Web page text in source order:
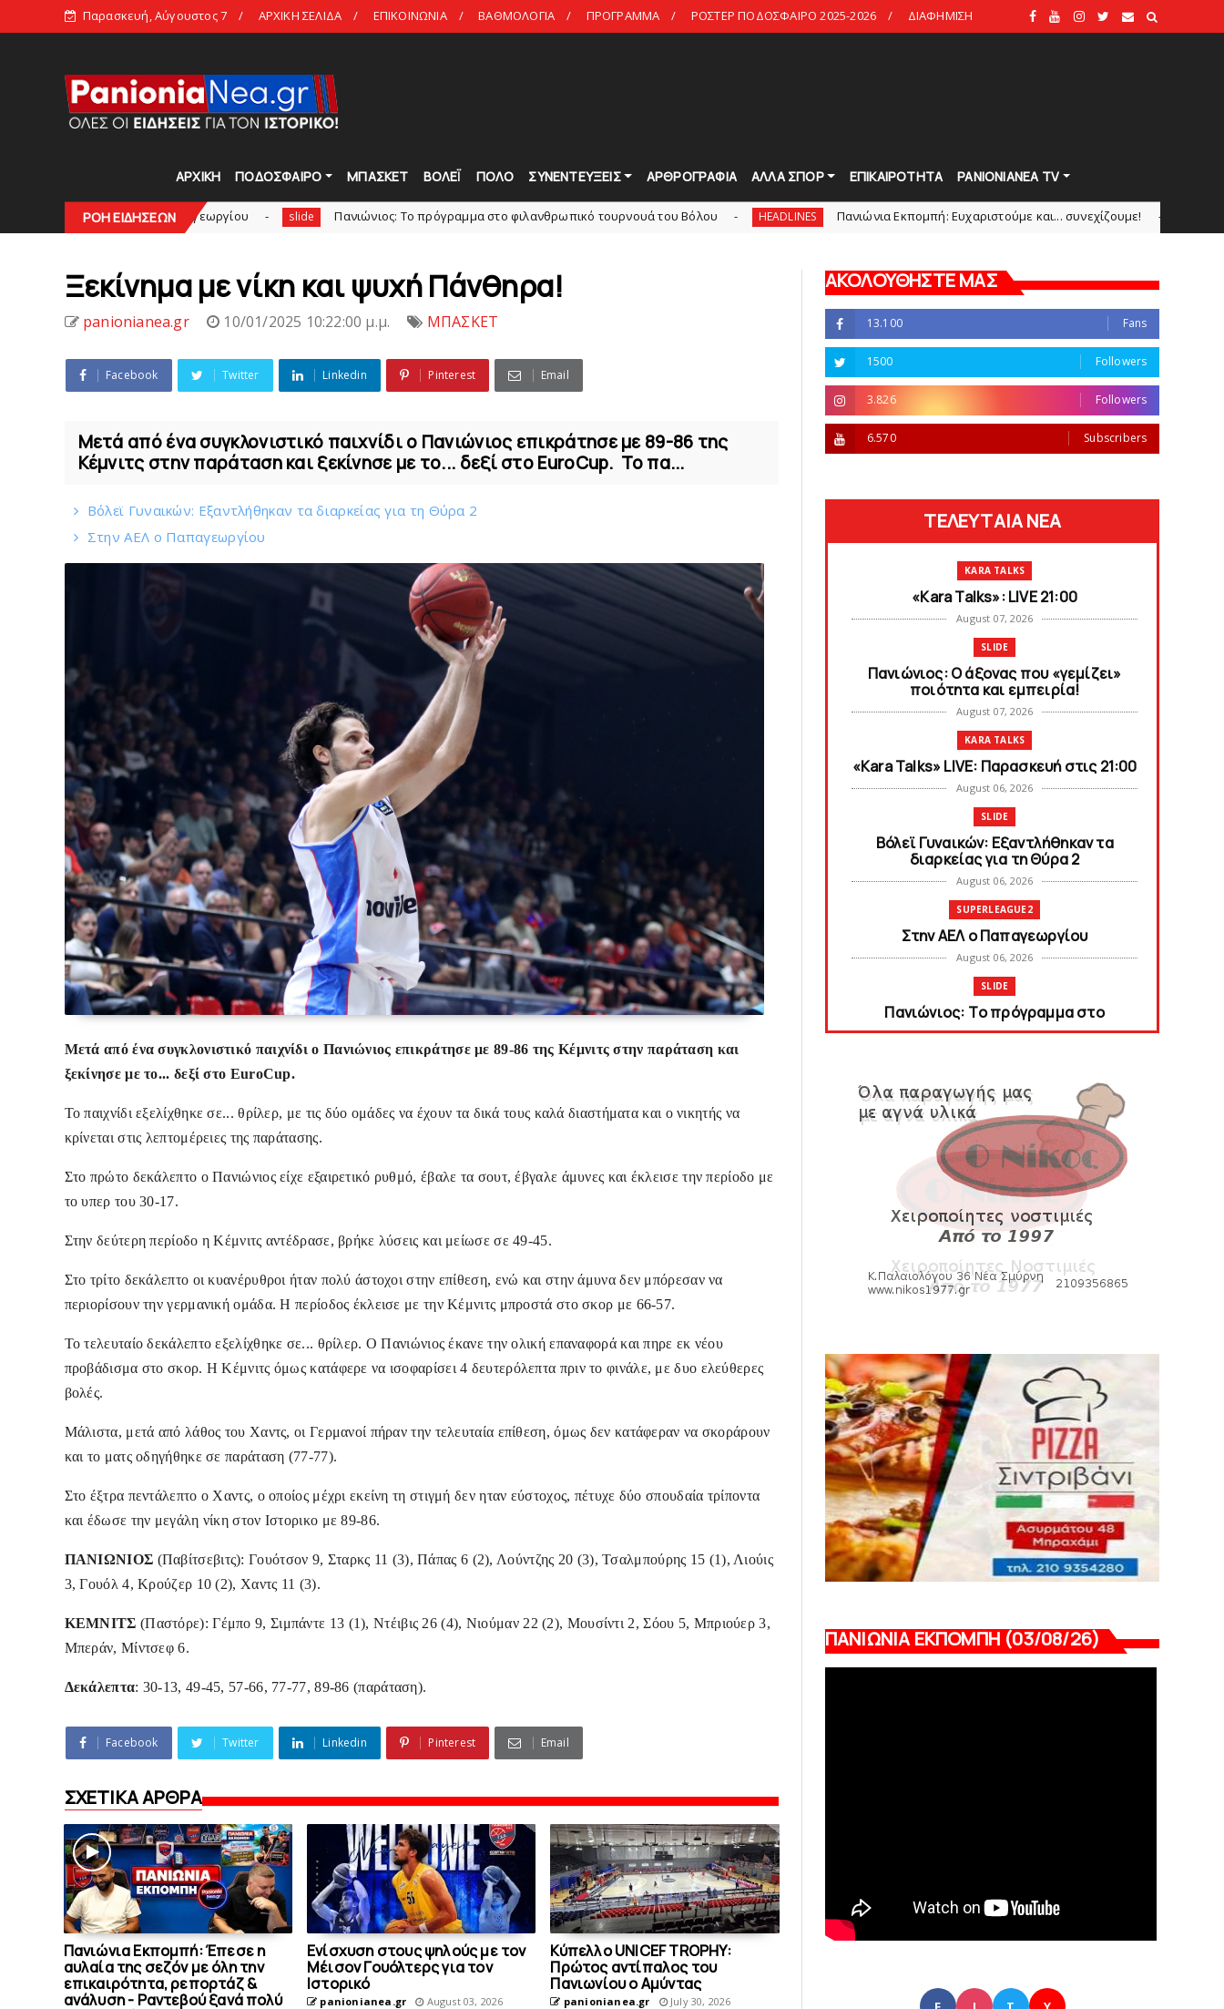
Παρασκευή, Αύγουστος 7 ΑΡΧΙΚΗ ΣΕΛΙΔΑ ΕΠΙΚΟΙΝΩΝΙΑ ΒΑΘΜΟΛΟΓΙΑ ΠΡΟΓΡΑΜΜΑ ΡΟΣΤΕΡ ΠΟΔΟΣΦΑΙΡΟ 2025-2026 ΔΙΑΦΗΜΙΣΗ
ΑΡΧΙΚΗ ΠΟΔΟΣΦΑΙΡΟ ΜΠΑΣΚΕΤ ΒΟΛΕΪ ΠΟΛΟ ΣΥΝΕΝΤΕΥΞΕΙΣ ΑΡΘΡΟΓΡΑΦΙΑ ΑΛΛΑ ΣΠΟΡ ΕΠΙΚΑΙΡΟΤΗΤΑ PANIONIANEA TV
ΡΟΗ ΕΙΔΗΣΕΩΝ
Στην AEΛ ο Παπαγεωργίου slide Πανιώνιoς: Tο πρόγραμμα στο φιλανθρωπικό τουρνουά του Bόλου HEADLINES Πανιώνια Εκπομπή: Eυχαριστούμε και... συνεχίζουμε! HEADLINES
Ξεκίνημα με νίκη και ψυχή Πάνθηρα!
panionianea.gr 10/01/2025 10:22:00 μ.μ. ΜΠΑΣΚΕΤ
Facebook Twitter Linkedin Pinterest Email
Μετά από ένα συγκλονιστικό παιχνίδι ο Πανιώνιος επικράτησε με 89-86 της
Κέμνιτς στην παράταση και ξεκίνησε με το... δεξί στο EuroCup. Το πα...
Bόλεϊ Γυναικών: Εξαντλήθηκαν τα διαρκείας για τη Θύρα 2
Στην AEΛ ο Παπαγεωργίου
Μετά από ένα συγκλονιστικό παιχνίδι ο Πανιώνιος επικράτησε με 89-86 της Κέμνιτς στην παράταση και
ξεκίνησε με το... δεξί στο EuroCup.
Το παιχνίδι εξελίχθηκε σε... θρίλερ, με τις δύο ομάδες να έχουν τα δικά τους καλά διαστήματα και ο νικητής να
κρίνεται στις λεπτομέρειες της παράτασης.
Στο πρώτο δεκάλεπτο ο Πανιώνιος είχε εξαιρετικό ρυθμό, έβαλε τα σουτ, έβγαλε άμυνες και έκλεισε την περίοδο με
το υπερ του 30-17.
Στην δεύτερη περίοδο η Κέμνιτς αντέδρασε, βρήκε λύσεις και μείωσε σε 49-45.
Στο τρίτο δεκάλεπτο οι κυανέρυθροι ήταν πολύ άστοχοι στην επίθεση, ενώ και στην άμυνα δεν μπόρεσαν να
περιορίσουν την γερμανική ομάδα. Η περίοδος έκλεισε με την Κέμνιτς μπροστά στο σκορ με 66-57.
Το τελευταίο δεκάλεπτο εξελίχθηκε σε... θρίλερ. Ο Πανιώνιος έκανε την ολική επαναφορά και πηρε εκ νέου
προβάδισμα στο σκορ. Η Κέμνιτς όμως κατάφερε να ισοφαρίσει 4 δευτερόλεπτα πριν το φινάλε, με δυο ελεύθερες
βολές.
Μάλιστα, μετά από λάθος του Χαντς, οι Γερμανοί πήραν την τελευταία επίθεση, όμως δεν κατάφεραν να σκοράρουν
και το ματς οδηγήθηκε σε παράταση (77-77).
Στο έξτρα πεντάλεπτο ο Χαντς, ο οποίος μέχρι εκείνη τη στιγμή δεν ηταν εύστοχος, πέτυχε δύο σπουδαία τρίποντα
και έδωσε την μεγάλη νίκη στον Ιστορικο με 89-86.
ΠΑΝΙΩΝΙΟΣ (Παβίτσεβιτς): Γουότσον 9, Σταρκς 11 (3), Πάπας 6 (2), Λούντζης 20 (3), Τσαλμπούρης 15 (1), Λιούις
3, Γουόλ 4, Κρούζερ 10 (2), Χαντς 11 (3).
ΚΕΜΝΙΤΣ (Παστόρε): Γέμπο 9, Σιμπάντε 13 (1), Ντέιβις 26 (4), Νιούμαν 22 (2), Μουσίντι 2, Σόου 5, Μπριούερ 3,
Μπεράν, Μίντσεφ 6.
Δεκάλεπτα: 30-13, 49-45, 57-66, 77-77, 89-86 (παράταση).
Facebook Twitter Linkedin Pinterest Email
ΣΧΕΤΙΚΑ ΑΡΘΡΑ
Πανιώνια Εκπομπή: Έπεσε η
αυλαία της σεζόν με όλη την
επικαιρότητα, ρεπορτάζ &
ανάλυση - Ραντεβού ξανά πολύ
Eνίσχυση στους ψηλούς με τον
Μέισον Γουόλτερς για τον
Ιστορικό
panionianea.gr August 03, 2026
Κύπελλο UNICEF TROPHY:
Πρώτος αντίπαλος του
Πανιωνίου o Aμύντας
panionianea.gr July 30, 2026
ΑΚΟΛΟΥΘΗΣΤΕ ΜΑΣ
13.100 Fans
1500 Followers
3.826 Followers
6.570 Subscribers
ΤΕΛΕΥΤΑΙΑ ΝΕΑ
KARA TALKS
«Kara Talks»: LIVE 21:00
August 07, 2026
SLIDE
Πανιώνιος: O άξονας που «γεμίζει»
ποιότητα και εμπειρία!
August 07, 2026
KARA TALKS
«Kara Talks» LIVE: Παρασκευή στις 21:00
August 06, 2026
SLIDE
Bόλεϊ Γυναικών: Εξαντλήθηκαν τα
διαρκείας για τη Θύρα 2
August 06, 2026
SUPERLEAGUE2
Στην AEΛ ο Παπαγεωργίου
August 06, 2026
SLIDE
Πανιώνιoς: Tο πρόγραμμα στο
φιλανθρωπικό τουρνουά του Bόλου
Πανιώνια Εκπομπή: Eυχαριστούμε και...
συνεχίζουμε!
August 04, 2026
HEADLINES
Θλίψη για τον χαμό του Γιώργου
Mαρσέλλου
August 04, 2026
SLIDE
Ξεκινά η ελεύθερη διάθεση των
ΠΟΛΟ
Kυανέρυθρη και επίσημα η Πάτερου
August 04, 2026
ΠΑΝΙΩΝΙΑ ΕΚΠΟΜΠΗ (03/08/26)